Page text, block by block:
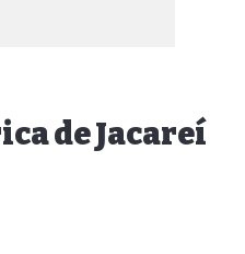
de Jacareí